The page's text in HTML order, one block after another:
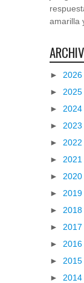
amarilla
► 2026
► 2025
► 2024
► 2023
► 2022
► 2021
► 2020
► 2019
► 2018
► 2017
► 2016
► 2015
► 2014